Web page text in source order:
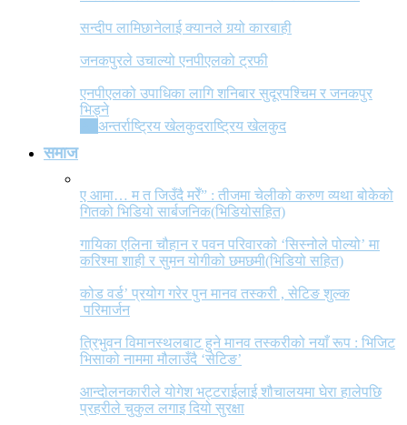
सन्दीप लामिछानेलाई क्यानले गर्‍यो कारबाही
जनकपुरले उचाल्यो एनपीएलको ट्रफी
एनपीएलको उपाधिका लागि शनिबार सुदूरपश्चिम र जनकपुर
भिड्ने
अन्तर्राष्ट्रिय खेलकुदराष्ट्रिय खेलकुद
समाज
ए आमा… म त जिउँदै मरेँ” : तीजमा चेलीको करुण व्यथा बोकेको
गितको भिडियो सार्बजनिक(भिडियोसहित)
गायिका एलिना चौहान र पवन परिवारको ‘सिस्नोले पोल्यो’ मा
करिश्मा शाही र सुमन योगीको छमछमी(भिडियो सहित)
कोड वर्ड’ प्रयोग गरेर पुन मानव तस्करी , सेटिङ शुल्क
परिमार्जन
त्रिभुवन विमानस्थलबाट हुने मानव तस्करीको नयाँ रूप : भिजिट
भिसाको नाममा मौलाउँदै ‘सेटिङ’
आन्दोलनकारीले योगेश भट्टराईलाई शौचालयमा घेरा हालेपछि
प्रहरीले चुकुल लगाइ दियो सुरक्षा